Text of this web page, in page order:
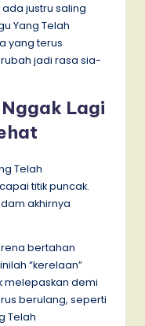
justru saling
Yang Telah
yang terus
jadi rasa sia-
Lagi
Telah
titik puncak.
akhirnya
bertahan
“kerelaan”
melepaskan demi
berulang, seperti
Telah